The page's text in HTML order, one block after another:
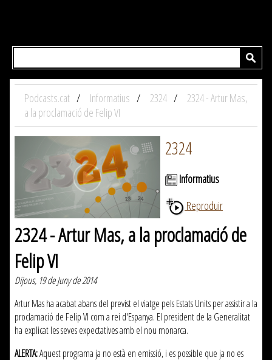
Podcasts.cat Informatius 2324
2324 - Artur Mas,
a la proclamació de Felip VI
2324
Informatius
Reproduir
2324 - Artur Mas, a la proclamació de
Felip VI
Dijous, 19 de Juny de 2014
Artur Mas ha acabat abans del previst el viatge pels Estats Units per assistir a la
proclamació de Felip VI com a rei d'Espanya. El president de la Generalitat
ha explicat les seves expectatives amb el nou monarca.
ALERTA:Aquest programa ja no està en emissió, i es possible que ja no es